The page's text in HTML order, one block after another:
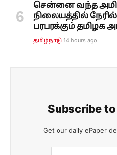
சென்னை வந்த
நிலையத்தில்
பரபரக்கும் தமிழக
தமிழ்நாடு 14 hours ago
Subscribe
Get our daily ePaper